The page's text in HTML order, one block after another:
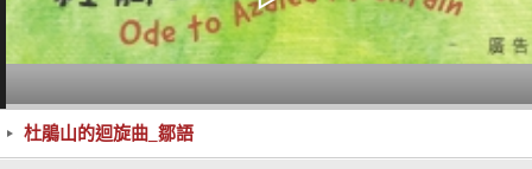
杜鵑山的迴旋曲_鄒語